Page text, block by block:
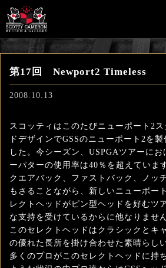
第17回 Newport2 Timeless
2008.10.13
スコッティはこのたびニューポート2
ドデザインでGSSのニューポート2を
した。今シーズン、USPGAツアーに
ーパターの使用率は40％を超えていま
クエアバック、ファストバック、ノッ
もさることながら、新しいニューポー
レクトヘッドがピン型ヘッドを好むツ
な支持を受けているからに他なりません
このセレクトヘッドはクラシックとキ
の優れた長所を掛け合わせた素晴らし
多くのプロがこのセレクトヘッドに持